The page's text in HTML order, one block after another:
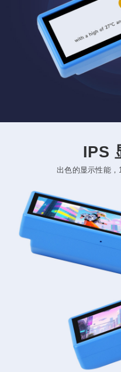
IPS
出色的显示性能